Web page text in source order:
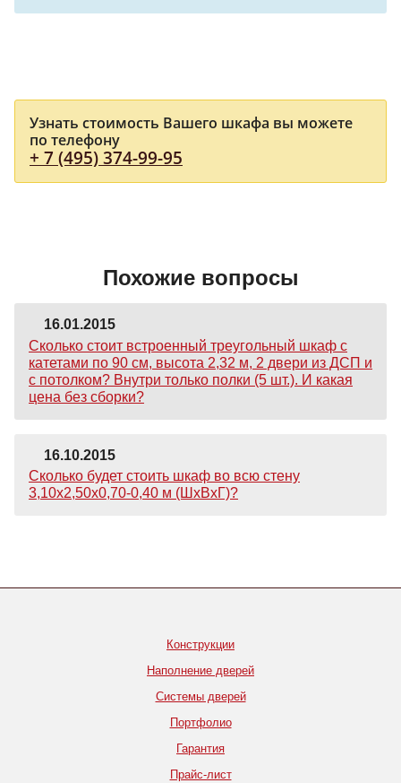
Узнать стоимость Вашего шкафа вы можете
по телефону
+ 7 (495) 374-99-95
Похожие вопросы
16.01.2015
Сколько стоит встроенный треугольный шкаф с
катетами по 90 см, высота 2,32 м, 2 двери из ДСП и
с потолком? Внутри только полки (5 шт.). И какая
цена без сборки?
16.10.2015
Сколько будет стоить шкаф во всю стену
3,10х2,50х0,70-0,40 м (ШхВхГ)?
Конструкции
Наполнение дверей
Системы дверей
Портфолио
Гарантия
Прайс-лист